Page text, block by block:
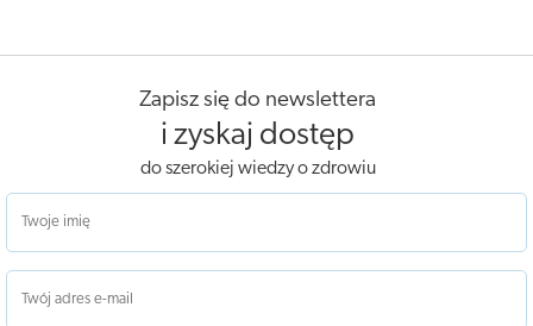
Zapisz się do newslettera
i zyskaj dostęp
do szerokiej wiedzy o zdrowiu